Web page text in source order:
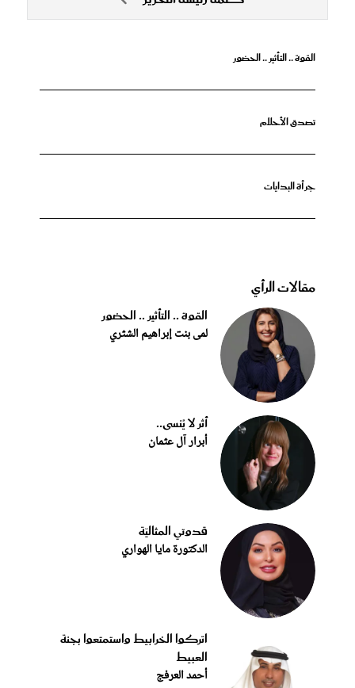
القوة .. التأثير .. الحضور
تصدق الأحلام
جرأة البدايات
مقالات الرأي
القوة .. التأثير .. الحضور
لمى بنت إبراهيم الشثري
أثر لا يُنسى..
أبرار آل عثمان
قدوتي المثاليّة
الدكتورة مايا الهواري
اتركوا الخرابيط واستمتعوا بجنة
العبيط
أحمد العرفج